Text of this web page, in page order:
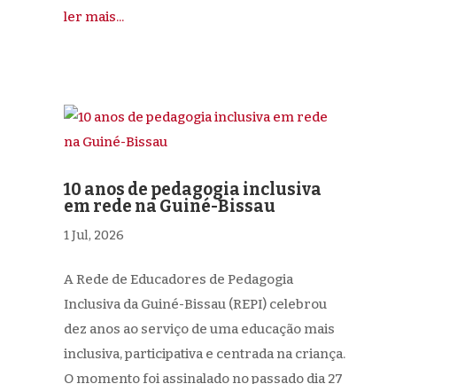
ler mais...
10 anos de pedagogia inclusiva
em rede na Guiné-Bissau
1 Jul, 2026
A Rede de Educadores de Pedagogia
Inclusiva da Guiné-Bissau (REPI) celebrou
dez anos ao serviço de uma educação mais
inclusiva, participativa e centrada na criança.
O momento foi assinalado no passado dia 27